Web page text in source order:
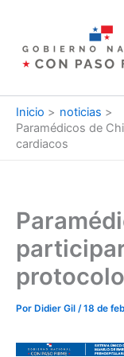
contenido
Inicio
noticias
Paramédicos de
cardiacos
Por Didier Gil /18 de